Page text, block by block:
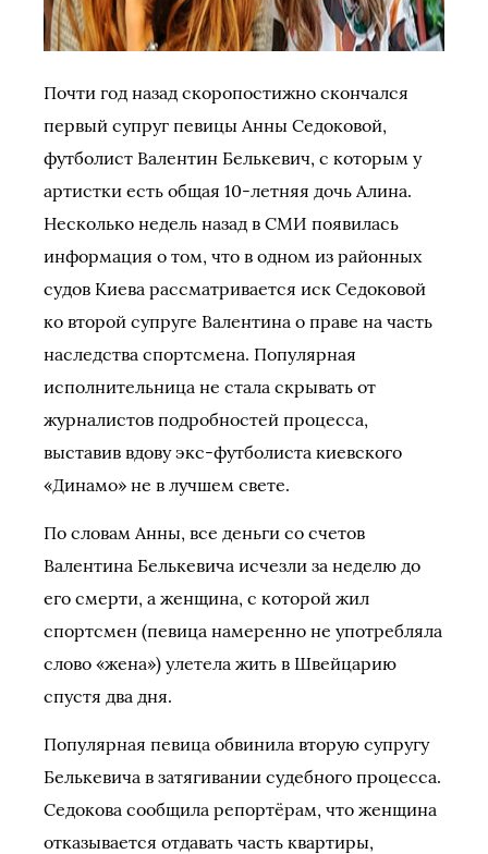
Почти год назад скоропостижно скончался
первый супруг певицы Анны Седоковой,
футболист Валентин Белькевич, с которым у
артистки есть общая 10-летняя дочь Алина.
Несколько недель назад в СМИ появилась
информация о том, что в одном из районных
судов Киева рассматривается иск Седоковой
ко второй супруге Валентина о праве на часть
наследства спортсмена. Популярная
исполнительница не стала скрывать от
журналистов подробностей процесса,
выставив вдову экс-футболиста киевского
«Динамо» не в лучшем свете.
По словам Анны, все деньги со счетов
Валентина Белькевича исчезли за неделю до
его смерти, а женщина, с которой жил
спортсмен (певица намеренно не употребляла
слово «жена») улетела жить в Швейцарию
спустя два дня.
Популярная певица обвинила вторую супругу
Белькевича в затягивании судебного процесса.
Седокова сообщила репортёрам, что женщина
отказывается отдавать часть квартиры,